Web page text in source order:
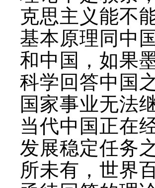
克思主义能不
基本原理同中
和中国，如果
科学回答中国
国家事业无法
当代中国正在
发展稳定任务
所未有，世界